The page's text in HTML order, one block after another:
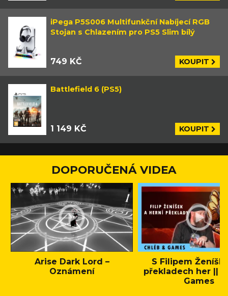
iPega P5S006 Multifunkční Nabíjecí RGB
Stojan s Chlazením pro PS5 Slim bílý
749 KČ KOUPIT
Battlefield 6 (PS5)
1 149 KČ KOUPIT
DOPORUČENÁ VIDEA
Arise Dark Lord –
Oznámení
S Filipem
překladech her ||
Games